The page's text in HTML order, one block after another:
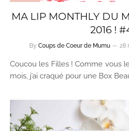
MA LIP MONTHLY DU
2016 !
By Coups de Coeur de Mumu 28
Coucou les Filles ! Comme vous
mois, j’ai craqué pour une Box